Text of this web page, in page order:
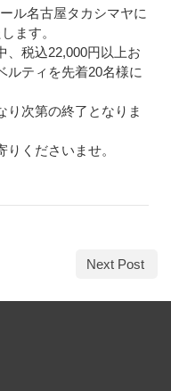
ル名古屋タカシマヤに
ます。
、税込22,000円以上お
ルティを先着20名様に
り次第の終了となりま
くださいませ。
Next Post